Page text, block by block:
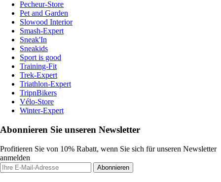
Pecheur-Store
Pet and Garden
Slowood Interior
Smash-Expert
Sneak'In
Sneakids
Sport is good
Training-Fit
Trek-Expert
Triathlon-Expert
TripnBikers
Vélo-Store
Winter-Expert
Abonnieren Sie unseren Newsletter
Profitieren Sie von 10% Rabatt, wenn Sie sich für unseren Newsletter
anmelden
Abonnieren